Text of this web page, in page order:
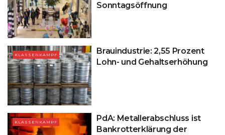
Sonntagsöffnung
KLASSENKAMPF
Brauindustrie: 2,55 Prozent
Lohn- und Gehaltserhöhung
KLASSENKAMPF
PdA: Metallerabschluss ist
Bankrotterklärung der